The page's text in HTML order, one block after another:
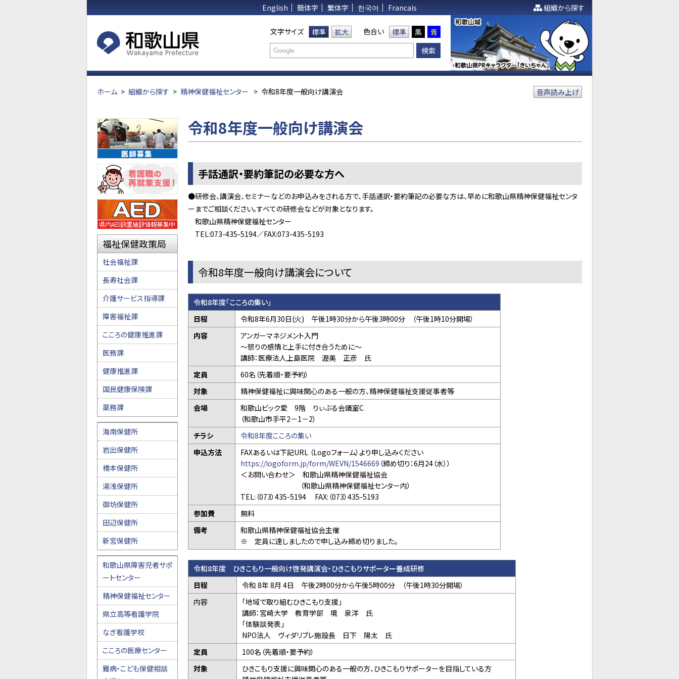
English 簡体字 繁体字 한국어 Francais 組織から探す
文字サイズ 標準 拡大 色合い 標準 黒 青
ホーム > 組織から探す > 精神保健福祉センター > 令和8年度一般向け講演会 音声読み上げ
令和8年度一般向け講演会
手話通訳・要約筆記の必要な方へ
●研修会、講演会、セミナーなどのお申込みをされる方で、手話通訳・要約筆記の必要な方は、早めに和歌山県精神保健福祉センタ
ーまでご相談ください。すべての研修会などが対象となります。
和歌山県精神保健福祉センター
TEL:073-435-5194／FAX:073-435-5193
令和8年度一般向け講演会について
令和8年度「こころの集い」
日程
令和8年6月30日(火) 午後1時30分から午後3時00分 （午後1時10分開場）
内容
アンガーマネジメント入門
～怒りの感情と上手に付き合うために～
講師：医療法人上島医院 渥美 正彦 氏
定員
60名（先着順・要予約）
対象
精神保健福祉に興味関心のある一般の方、精神保健福祉支援従事者等
会場
和歌山ビック愛 9階 りぃぶる会議室C
（和歌山市手平2－1－2）
チラシ
令和8年度こころの集い
申込方法
FAXあるいは下記URL （Logoフォーム）より申し込みください
https://logoform.jp/form/WEVN/1546669 （締め切り：6月24（水））
＜お問い合わせ＞ 和歌山県精神保健福祉協会
（和歌山県精神保健福祉センター内）
TEL:（073）435-5194 FAX:（073）435-5193
参加費
無料
備考
和歌山県精神保健福祉協会主催
※ 定員に達しましたので申し込み締め切りました。
令和8年度 ひきこもり一般向け啓発講演会・ひきこもりサポーター養成研修
日程
令和 8年 8月 4日 午後2時00分から午後5時00分 （午後1時30分開場）
内容
「地域で取り組むひきこもり支援」
講師：宮崎大学 教育学部 境 泉洋 氏
「体験談発表」
NPO法人 ヴィダリブレ施設長 日下 陽太 氏
定員
100名（先着順・要予約）
対象
ひきこもり支援に興味関心のある一般の方、ひきこもりサポーターを目指している方
福祉保健政策局
社会福祉課
長寿社会課
介護サービス指導課
障害福祉課
こころの健康推進課
医務課
健康推進課
国民健康保険課
薬務課
海南保健所
岩出保健所
橋本保健所
湯浅保健所
御坊保健所
田辺保健所
新宮保健所
和歌山県障害児者サポ
ートセンター
精神保健福祉センター
県立高等看護学院
なぎ看護学校
こころの医療センター
難病・こども保健相談